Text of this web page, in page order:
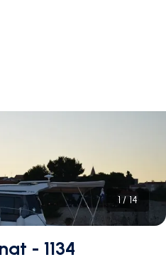
1/14
- 1134